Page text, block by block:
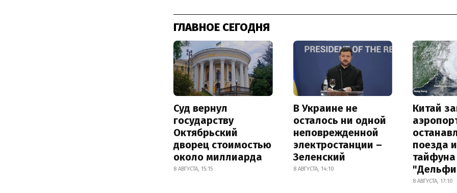
ГЛАВНОЕ СЕГОДНЯ
Суд вернул
государству
Октябрьский
дворец стоимостью
около миллиарда
8 АВГУСТА, 15:15
В Украине не
осталось ни одной
неповрежденной
электростанции –
Зеленский
8 АВГУСТА, 14:10
Китай
поезда
тайфуна
8 АВГУСТА, 17:10